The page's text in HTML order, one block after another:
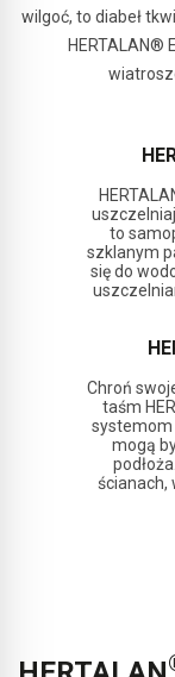
wilgoć, to diabeł
HERTALAN®
to
szklanym
się do
Chroń
taśm
systemom
mogą
ścianach,